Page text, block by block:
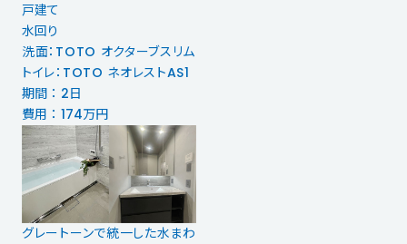
戸建て
水回り
洗面：TOTO オクターブスリム
トイレ：TOTO ネオレストAS1
期間 ： 2日
費用 ： 174万円
グレートーンで統一した水まわ